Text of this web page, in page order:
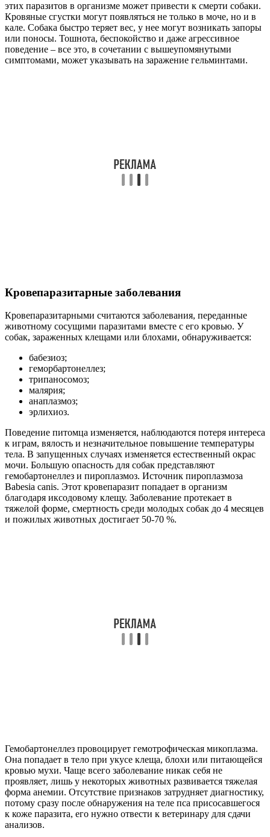
этих паразитов в организме может привести к смерти собаки.
Кровяные сгустки могут появляться не только в моче, но и в
кале. Собака быстро теряет вес, у нее могут возникать запоры
или поносы. Тошнота, беспокойство и даже агрессивное
поведение – все это, в сочетании с вышеупомянутыми
симптомами, может указывать на заражение гельминтами.
Кровепаразитарные заболевания
Кровепаразитарными считаются заболевания, переданные
животному сосущими паразитами вместе с его кровью. У
собак, зараженных клещами или блохами, обнаруживается:
бабезиоз;
геморбартонеллез;
трипаносомоз;
малярия;
анаплазмоз;
эрлихиоз.
Поведение питомца изменяется, наблюдаются потеря интереса
к играм, вялость и незначительное повышение температуры
тела. В запущенных случаях изменяется естественный окрас
мочи. Большую опасность для собак представляют
гемобартонеллез и пироплазмоз. Источник пироплазмоза
Babesia canis. Этот кровепаразит попадает в организм
благодаря иксодовому клещу. Заболевание протекает в
тяжелой форме, смертность среди молодых собак до 4 месяцев
и пожилых животных достигает 50-70 %.
Гемобартонеллез провоцирует гемотрофическая микоплазма.
Она попадает в тело при укусе клеща, блохи или питающейся
кровью мухи. Чаще всего заболевание никак себя не
проявляет, лишь у некоторых животных развивается тяжелая
форма анемии. Отсутствие признаков затрудняет диагностику,
потому сразу после обнаружения на теле пса присосавшегося
к коже паразита, его нужно отвести к ветеринару для сдачи
анализов.